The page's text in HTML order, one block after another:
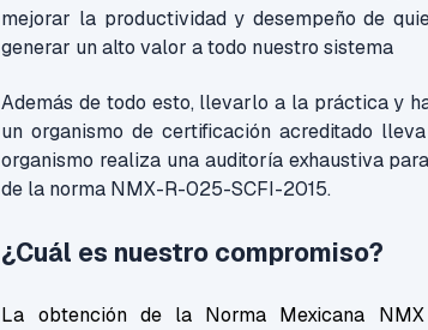
mejorar la productividad y desempeño de
generar un alto valor a todo nuestro sistema
Además de todo esto, llevarlo a la práctica y
un organismo de certificación acreditado
organismo realiza una auditoría exhaustiva
de la norma NMX-R-025-SCFI-2015.
¿Cuál es nuestro compromiso?
La obtención de la Norma Mexicana